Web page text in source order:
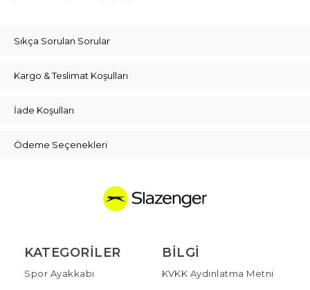
Sıkça Sorulan Sorular
Kargo & Teslimat Koşulları
İade Koşulları
Ödeme Seçenekleri
KATEGORILER
Spor Ayakkabı
BILGI
KVKK Aydınlatma Metni